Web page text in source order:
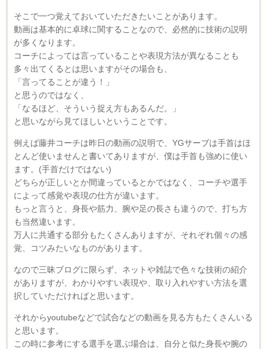
そこで一つ覚えておいていただきたいことがあります。
動画は基本的に卓球に関することなので、必然的に技術の説明
が多くなります。
コーチによっては言っていることや表現方法が異なることも
多々出てくるとは思いますがその場合も、
「言ってることが違う！」
と思うのではなく、
「なるほど、そういう捉え方もあるんだ。」
と思いながら見てほしいということです。
例えば藤井コーチは昨日の動画の説明で、YGサーブは手首はほ
とんど使いませんと書いてありますが、僕は手首も強めに使い
ます。(手首だけではない)
どちらが正しいとか間違っているとかではなく、コーチや選手
によって感覚や表現の仕方が違います。
もっと言うと、身長や筋力、腕や足の長さも違うので、打ち方
も当然違います。
万人に共通する部分もたくさんありますが、それぞれ個々の感
覚、コツみたいなものがあります。
なので三昧ブログに限らず、ネットや雑誌で色々な技術の紹介
がありますが、わかりやすい表現や、取り入れやすい方法を選
択していただければと思います。
それからyoutubeなどで試合などの動画を見る方もたくさんいる
と思います。
この時に参考にする選手を選ぶ場合は、自分と似た身長や腕の